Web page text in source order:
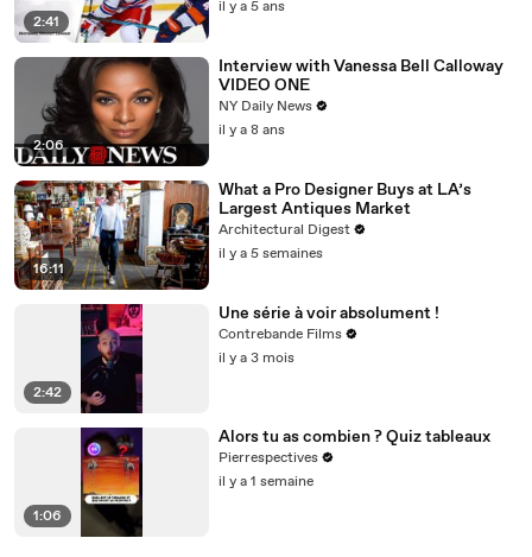
2:41
il y a 5 ans
2:06
Interview with Vanessa Bell Calloway
VIDEO ONE
NY Daily News
il y a 8 ans
16:11
What a Pro Designer Buys at LA’s
Largest Antiques Market
Architectural Digest
il y a 5 semaines
2:42
Une série à voir absolument !
Contrebande Films
il y a 3 mois
1:06
Alors tu as combien ? Quiz tableaux
Pierrespectives
il y a 1 semaine